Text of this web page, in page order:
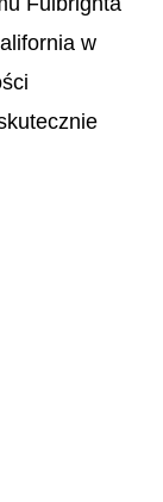
w